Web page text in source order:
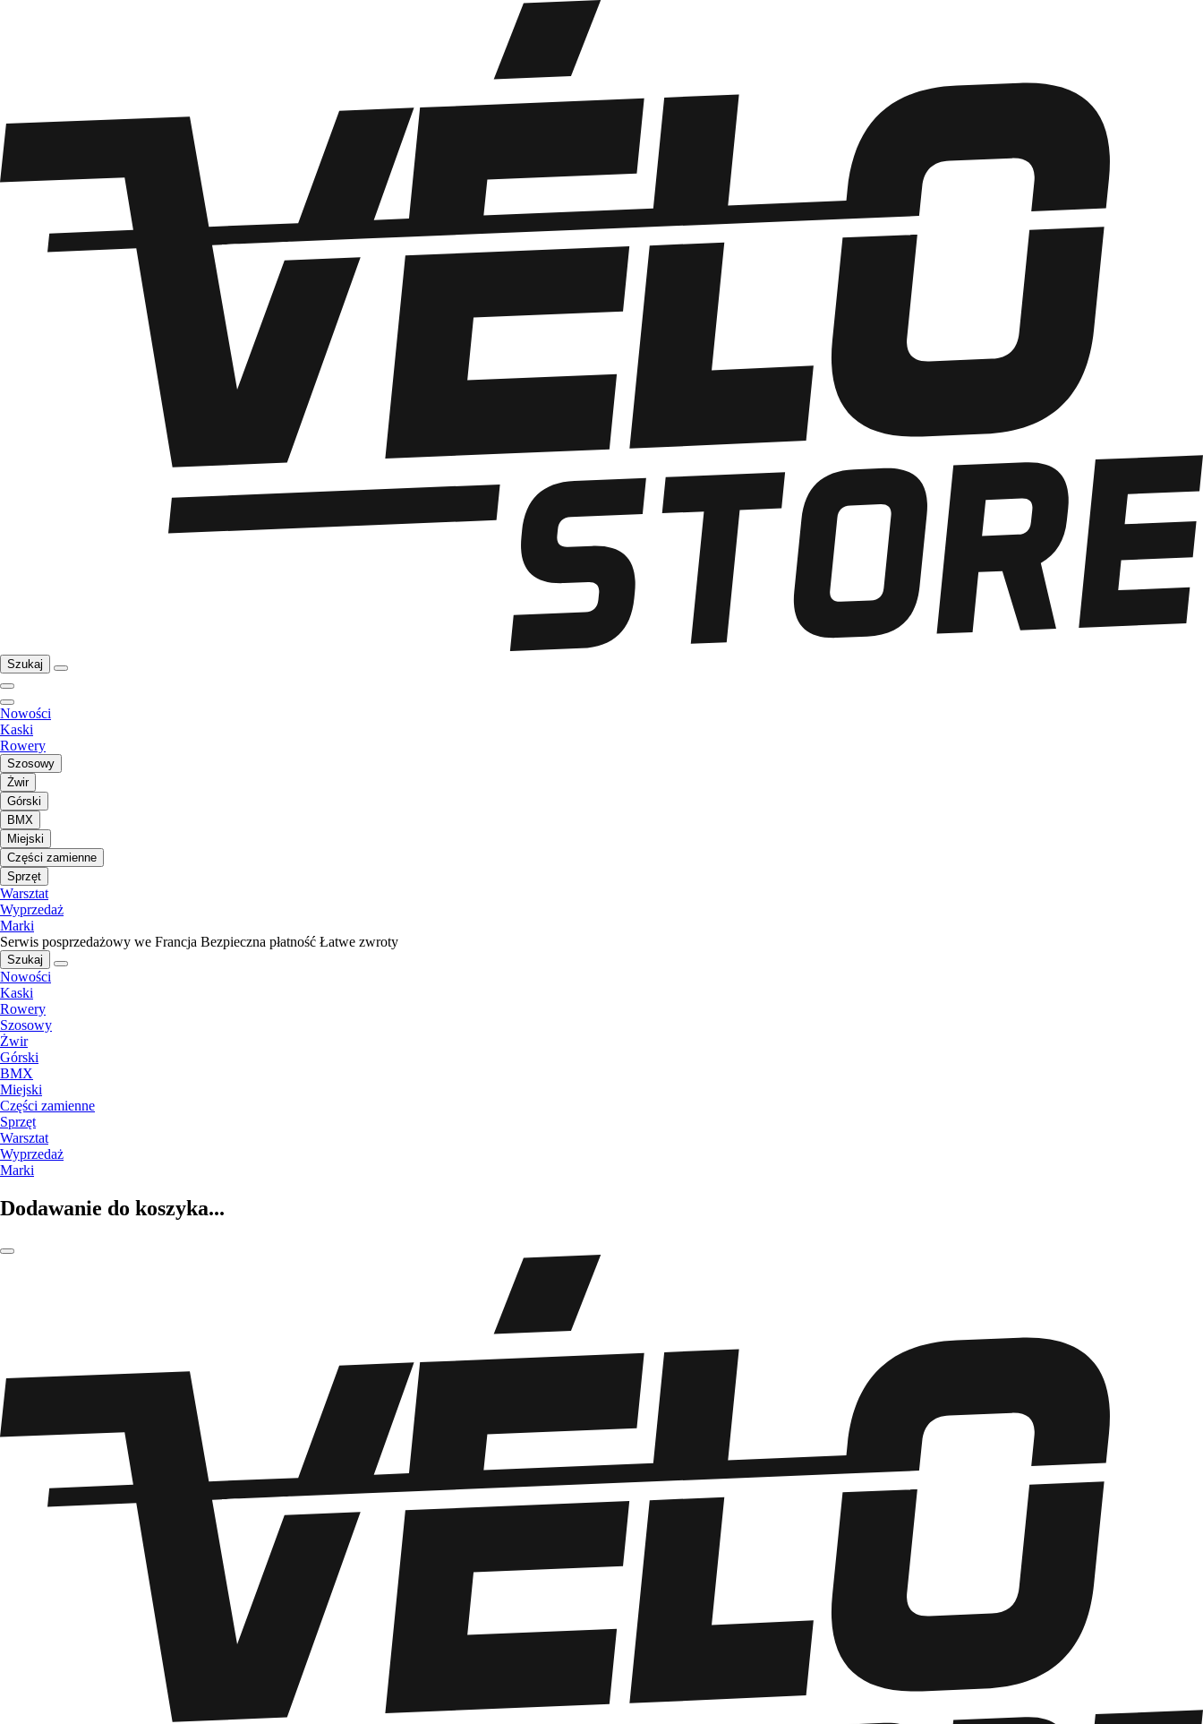
Szukaj
Nowości
Kaski
Rowery
Szosowy
Żwir
Górski
BMX
Miejski
Części zamienne
Sprzęt
Warsztat
Wyprzedaż
Marki
Serwis posprzedażowy we Francja Bezpieczna płatność Łatwe zwroty
Szukaj
Nowości
Kaski
Rowery
Szosowy
Żwir
Górski
BMX
Miejski
Części zamienne
Sprzęt
Warsztat
Wyprzedaż
Marki
Dodawanie do koszyka...